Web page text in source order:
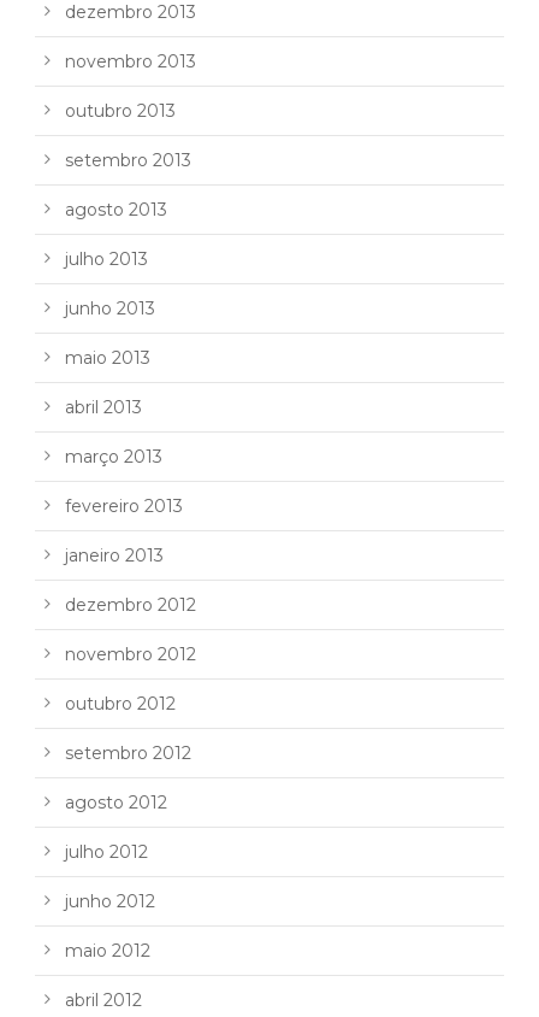
dezembro 2013
novembro 2013
outubro 2013
setembro 2013
agosto 2013
julho 2013
junho 2013
maio 2013
abril 2013
março 2013
fevereiro 2013
janeiro 2013
dezembro 2012
novembro 2012
outubro 2012
setembro 2012
agosto 2012
julho 2012
junho 2012
maio 2012
abril 2012